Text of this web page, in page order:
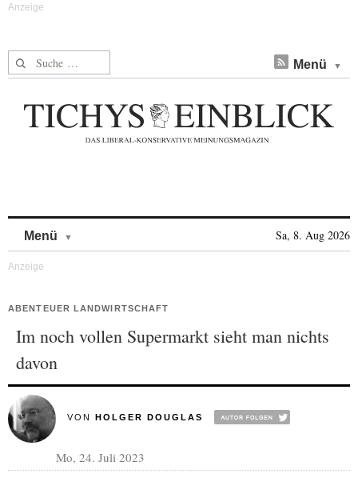
Suche nach: Menü
Menü Sa, 8. Aug 2026
ABENTEUER LANDWIRTSCHAFT
Im noch vollen Supermarkt sieht man nichts
davon
VON HOLGER DOUGLAS
Mo, 24. Juli 2023